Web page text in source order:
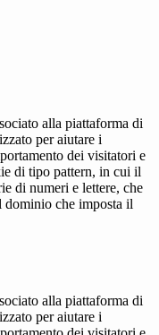
alla piattaforma di
per aiutare i
dei visitatori e
di tipo pattern, in cui il
di numeri e lettere, che
che imposta il
alla piattaforma di
per aiutare i